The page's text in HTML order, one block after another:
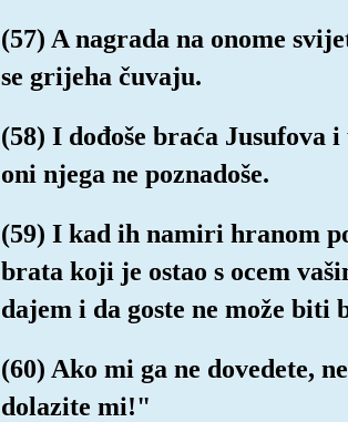
(57) A nagrada na onome
se grijeha čuvaju.
(58) I dođoše braća Jusufova
oni njega ne poznadoše.
(59) I kad ih namiri hranom
brata koji je ostao s ocem
dajem i da goste ne može biti
(60) Ako mi ga ne dovedete,
dolazite mi!"